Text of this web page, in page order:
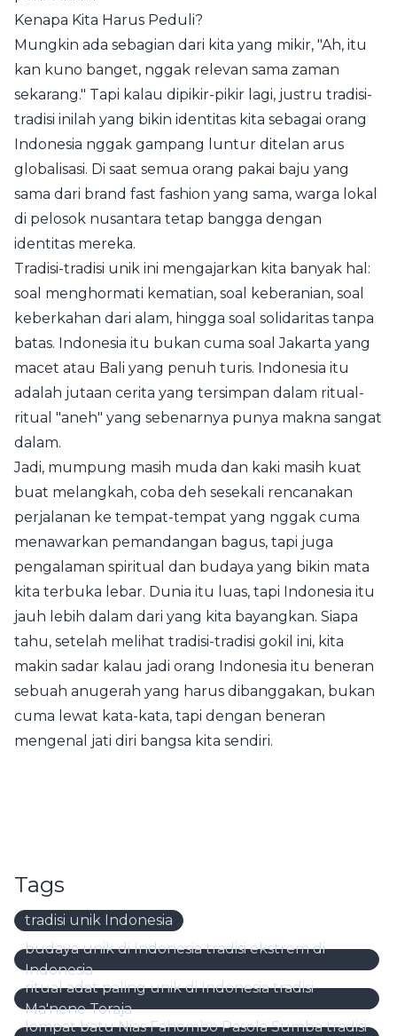
Kenapa Kita Harus Peduli?
Mungkin ada sebagian dari kita yang mikir, "Ah, itu
kan kuno banget, nggak relevan sama zaman
sekarang." Tapi kalau dipikir-pikir lagi, justru tradisi-
tradisi inilah yang bikin identitas kita sebagai orang
Indonesia nggak gampang luntur ditelan arus
globalisasi. Di saat semua orang pakai baju yang
sama dari brand fast fashion yang sama, warga lokal
di pelosok nusantara tetap bangga dengan
identitas mereka.
Tradisi-tradisi unik ini mengajarkan kita banyak hal:
soal menghormati kematian, soal keberanian, soal
keberkahan dari alam, hingga soal solidaritas tanpa
batas. Indonesia itu bukan cuma soal Jakarta yang
macet atau Bali yang penuh turis. Indonesia itu
adalah jutaan cerita yang tersimpan dalam ritual-
ritual "aneh" yang sebenarnya punya makna sangat
dalam.
Jadi, mumpung masih muda dan kaki masih kuat
buat melangkah, coba deh sesekali rencanakan
perjalanan ke tempat-tempat yang nggak cuma
menawarkan pemandangan bagus, tapi juga
pengalaman spiritual dan budaya yang bikin mata
kita terbuka lebar. Dunia itu luas, tapi Indonesia itu
jauh lebih dalam dari yang kita bayangkan. Siapa
tahu, setelah melihat tradisi-tradisi gokil ini, kita
makin sadar kalau jadi orang Indonesia itu beneran
sebuah anugerah yang harus dibanggakan, bukan
cuma lewat kata-kata, tapi dengan beneran
mengenal jati diri bangsa kita sendiri.
Tags
tradisi unik Indonesia
budaya unik di Indonesia tradisi ekstrem di
Indonesia
ritual adat paling unik di Indonesia tradisi
Ma'nene Toraja
lompat batu Nias Fahombo Pasola Sumba tradisi